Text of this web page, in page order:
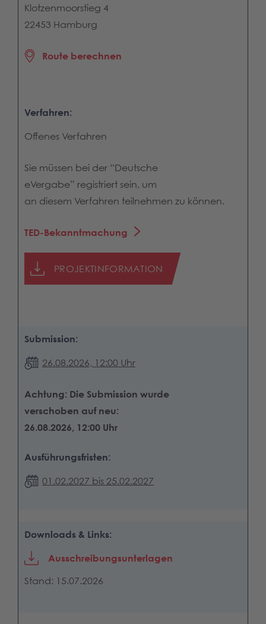
Klotzenmoorstieg 4
22453 Hamburg
Route berechnen
Verfahren:
Offenes Verfahren
Sie müssen bei der “Deutsche
eVergabe” registriert sein, um
an diesem Verfahren teilnehmen zu können.
TED-Bekanntmachung
PROJEKTINFORMATION
Submission:
26.08.2026, 12:00 Uhr
Achtung: Die Submission wurde
verschoben auf neu:
26.08.2026, 12:00 Uhr
Ausführungsfristen:
01.02.2027 bis 25.02.2027
Downloads & Links:
Ausschreibungsunterlagen
Stand: 15.07.2026